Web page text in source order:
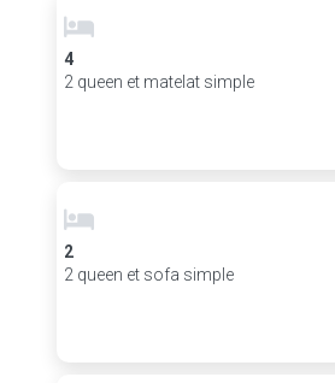
4
2 queen et matelat simple
2
2 queen et sofa simple